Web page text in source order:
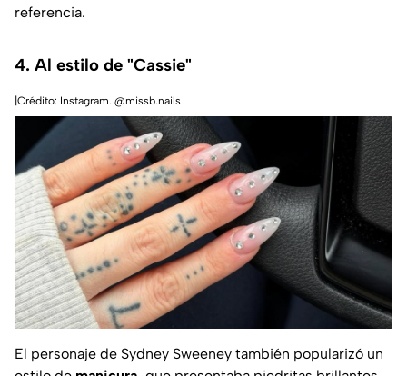
referencia.
4. Al estilo de "Cassie"
|Crédito: Instagram. @missb.nails
El personaje de Sydney Sweeney también popularizó un